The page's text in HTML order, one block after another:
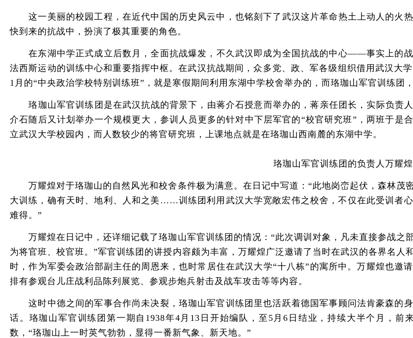
这一美丽的校园工程，在近代中国的历史风云中，也铭刻下了武汉这片革命热土上动人的火
快到来的抗战中，扮演了极其重要的角色。
在东湖中学正式成立后数月，全面抗战爆发，不久武汉即成为全国抗战的中心——事实上的战
法西斯运动的训练中心和重要指挥中枢。在武汉抗战期间，众多党、政、军各级组织借用武汉大
1月的“中央政治学校特别训练班”，就是寒假期间利用东湖中学校舍举办的，而珞珈山军官训练团
珞珈山军官训练团是在武汉抗战的背景下，由蒋介石授意而举办的，蒋亲任团长，实际负责
介石随后又计划举办一个规模更大，参训人员更多的针对中下层军官的“校官研究班”，两班于是
立武汉大学校园内，而人数较少的将官研究班，上课地点就是在珞珈山西南麓的东湖中学。
珞珈山军官训练团的负责人万耀煌
万耀煌对于珞珈山的自然风光和校舍条件极为满意。在日记中写道：“此地岗峦起伏，森林茂
大训练，确有天时、地利、人和之美……训练团利用武汉大学宽敞宏伟之校舍，不仅在此受训者
难得。”
万耀煌在日记中，还详细记载了珞珈山军官训练团的情况：“此次调训对象，凡未直接参战之
为将官班、校官班。”军官训练团的讲授内容颇为丰富，万耀煌广泛邀请了当时在武汉的各界名
时，作为军委会政治部副主任的周恩来，也时常居住在武汉大学“十八栋”的寓所中。万耀煌也邀
排有参观台儿庄战利品陈列展览、参观步炮兵射击及战车攻击等等内容。
这时中德之间的军事合作尚未决裂，珞珈山军官训练团里也活跃着德国军事顾问法肯豪森的
话。珞珈山军官训练团第一期自1938年4月13日开始编队，至5月6日结业，持续大半个月，
数，“珞珈山上一时英气勃勃，显得一番新气象、新天地。”